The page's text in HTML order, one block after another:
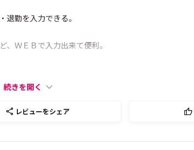
退勤を入力できる。
、ＷＥＢで入力出来て便利。
続きを開く
レビューをシェア